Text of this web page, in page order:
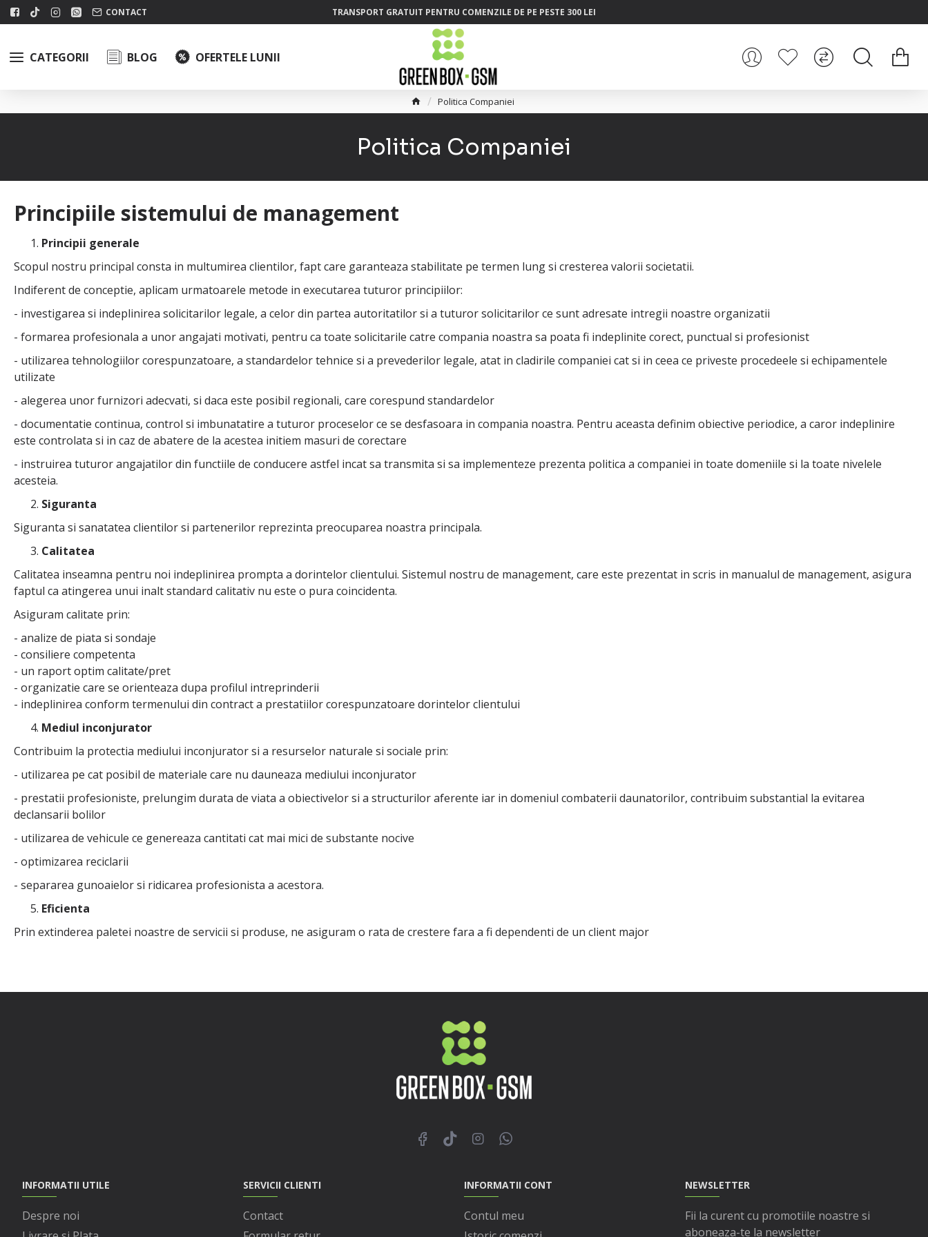
CONTACT TRANSPORT GRATUIT PENTRU COMENZILE DE PE PESTE 300 LEI
CATEGORII BLOG OFERTELE LUNII
Politica Companiei
Politica Companiei
Principiile sistemului de management
Principii generale
Scopul nostru principal consta in multumirea clientilor, fapt care garanteaza stabilitate pe termen lung si cresterea valorii societatii.
Indiferent de conceptie, aplicam urmatoarele metode in executarea tuturor principiilor:
- investigarea si indeplinirea solicitarilor legale, a celor din partea autoritatilor si a tuturor solicitarilor ce sunt adresate intregii noastre organizatii
- formarea profesionala a unor angajati motivati, pentru ca toate solicitarile catre compania noastra sa poata fi indeplinite corect, punctual si profesionist
- utilizarea tehnologiilor corespunzatoare, a standardelor tehnice si a prevederilor legale, atat in cladirile companiei cat si in ceea ce priveste procedeele si echipamentele
utilizate
- alegerea unor furnizori adecvati, si daca este posibil regionali, care corespund standardelor
- documentatie continua, control si imbunatatire a tuturor proceselor ce se desfasoara in compania noastra. Pentru aceasta definim obiective periodice, a caror indeplinire
este controlata si in caz de abatere de la acestea initiem masuri de corectare
- instruirea tuturor angajatilor din functiile de conducere astfel incat sa transmita si sa implementeze prezenta politica a companiei in toate domeniile si la toate nivelele
acesteia.
Siguranta
Siguranta si sanatatea clientilor si partenerilor reprezinta preocuparea noastra principala.
Calitatea
Calitatea inseamna pentru noi indeplinirea prompta a dorintelor clientului. Sistemul nostru de management, care este prezentat in scris in manualul de management, asigura
faptul ca atingerea unui inalt standard calitativ nu este o pura coincidenta.
Asiguram calitate prin:
- analize de piata si sondaje
- consiliere competenta
- un raport optim calitate/pret
- organizatie care se orienteaza dupa profilul intreprinderii
- indeplinirea conform termenului din contract a prestatiilor corespunzatoare dorintelor clientului
Mediul inconjurator
Contribuim la protectia mediului inconjurator si a resurselor naturale si sociale prin:
- utilizarea pe cat posibil de materiale care nu dauneaza mediului inconjurator
- prestatii profesioniste, prelungim durata de viata a obiectivelor si a structurilor aferente iar in domeniul combaterii daunatorilor, contribuim substantial la evitarea
declansarii bolilor
- utilizarea de vehicule ce genereaza cantitati cat mai mici de substante nocive
- optimizarea reciclarii
- separarea gunoaielor si ridicarea profesionista a acestora.
Eficienta
Prin extinderea paletei noastre de servicii si produse, ne asiguram o rata de crestere fara a fi dependenti de un client major
INFORMATII UTILE
Despre noi
SERVICII CLIENTI
Contact
INFORMATII CONT
Contul meu
NEWSLETTER
Fii la curent cu promotiile noastre si
aboneaza-te la newsletter